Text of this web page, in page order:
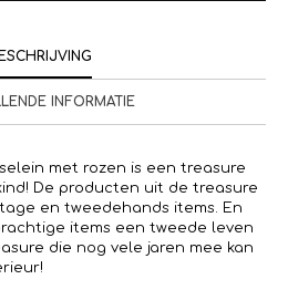
INFORMATIE
met rozen is een treasure
De producten uit de treasure
en tweedehands items. En
items een tweede leven
die nog vele jaren mee kan